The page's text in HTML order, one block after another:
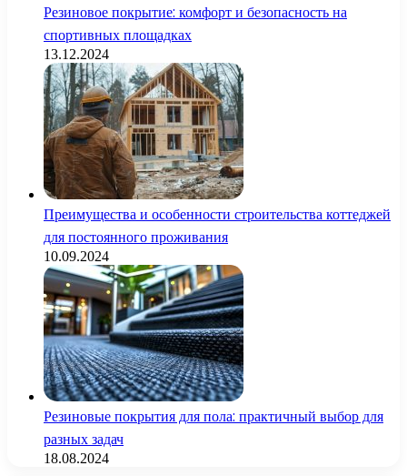
Резиновое покрытие: комфорт и безопасность на
спортивных площадках
13.12.2024
Преимущества и особенности строительства коттеджей
для постоянного проживания
10.09.2024
Резиновые покрытия для пола: практичный выбор для
разных задач
18.08.2024